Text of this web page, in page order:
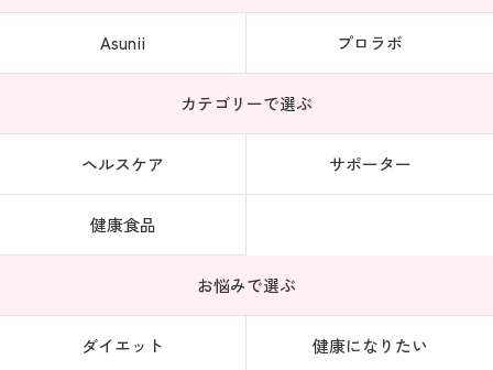
Asunii プロラボ
カテゴリーで選ぶ
ヘルスケア サポーター
健康食品
お悩みで選ぶ
ダイエット 健康になりたい